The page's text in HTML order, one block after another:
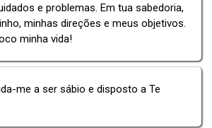
e problemas. Em tua sabedoria,
minhas direções e meus objetivos.
minha vida!
me a ser sábio e disposto a Te